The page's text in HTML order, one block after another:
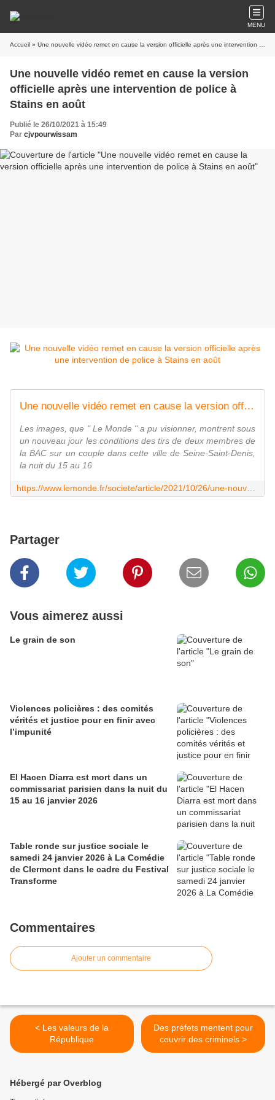
MENU
Accueil » Une nouvelle vidéo remet en cause la version officielle après une intervention de police à Stains en août
Une nouvelle vidéo remet en cause la version
officielle après une intervention de police à
Stains en août
Publié le 26/10/2021 à 15:49
Par cjvpourwissam
Une nouvelle vidéo remet en cause la version officielle après une intervention de police à Stains en août
Les images, que " Le Monde " a pu visionner, montrent sous
un nouveau jour les conditions des tirs de deux membres de
la BAC sur un couple dans cette ville de Seine-Saint-Denis,
la nuit du 15 au 16
Partager
Vous aimerez aussi
Le grain de son
Violences policières : des comités
vérités et justice pour en finir avec
l’impunité
El Hacen Diarra est mort dans un
commissariat parisien dans la nuit du
15 au 16 janvier 2026
Table ronde sur justice sociale le
samedi 24 janvier 2026 à La Comédie
de Clermont dans le cadre du Festival
Transforme
Commentaires
Ajouter un commentaire
< Les valeurs de la
République
Des préfets mentent pour
couvrir des criminels >
Hébergé par Overblog